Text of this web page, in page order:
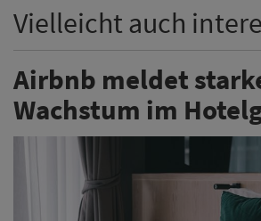
Vielleicht auch
Airbnb meldet
Wachstum im